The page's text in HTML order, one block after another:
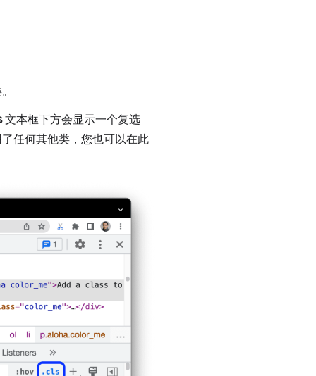
文本框下方会显示一个复选
任何其他类，您也可以在此